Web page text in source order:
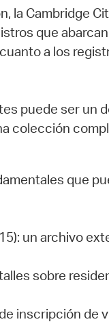
Cambridge
que
a los
puede ser un
colección
que
un archivo
sobre
inscripción